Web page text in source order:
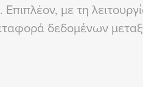
με τη
δεδομένων